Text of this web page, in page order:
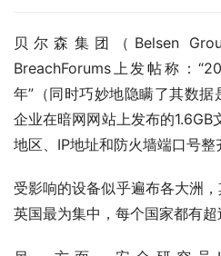
贝尔森集团（Belsen
BreachForums上发帖称：
年”（同时巧妙地隐瞒了其数
企业在暗网网站上发布的
地区、IP地址和防火墙端口号整
受影响的设备似乎遍布各大洲
英国最为集中，每个国家都有超